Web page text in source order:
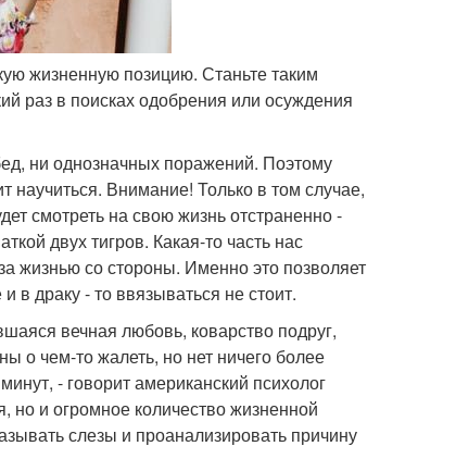
жизненную позицию. Станьте таким
раз в поисках одобрения или осуждения
ни однозначных поражений. Поэтому
научиться. Внимание! Только в том случае,
смотреть на свою жизнь отстраненно -
двух тигров. Какая-то часть нас
жизнью со стороны. Именно это позволяет
драку - то ввязываться не стоит.
вечная любовь, коварство подруг,
о чем-то жалеть, но нет ничего более
- говорит американский психолог
но и огромное количество жизненной
слезы и проанализировать причину